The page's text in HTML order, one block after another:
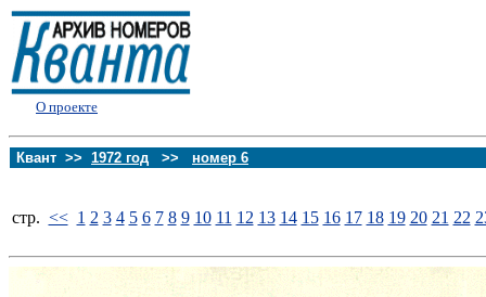
О проекте
Квант >> 1972 год >> номер 6
стp. << 1 2 3 4 5 6 7 8 9 10 11 12 13 14 15 16 17 18 19 20 21 22